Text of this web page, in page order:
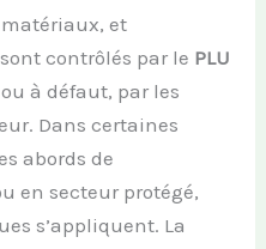
et
contrôlés par le PLU
à défaut, par les
Dans certaines
abords de
en secteur protégé,
s’appliquent. La